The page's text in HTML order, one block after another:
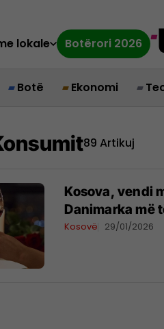
lokale Botërori 2026
Botë Ekonomi
89 Artikuj
Kosova, vendi
Danimarka më
Kosovë 29/01/2026